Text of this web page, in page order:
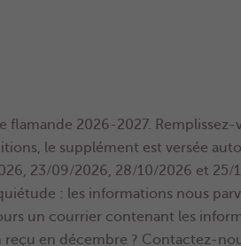
flamande 2026-2027. Remplissez-
le supplément est versée
23/09/2026, 28/10/2026 et 25/
: les informations nous
un courrier contenant les
reçu en décembre ? Contactez-